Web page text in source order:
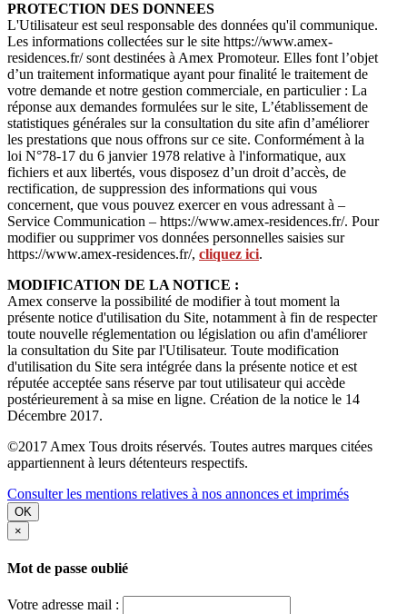
PROTECTION DES DONNEES
L'Utilisateur est seul responsable des données qu'il communique.
Les informations collectées sur le site https://www.amex-
residences.fr/ sont destinées à Amex Promoteur. Elles font l’objet
d’un traitement informatique ayant pour finalité le traitement de
votre demande et notre gestion commerciale, en particulier : La
réponse aux demandes formulées sur le site, L’établissement de
statistiques générales sur la consultation du site afin d’améliorer
les prestations que nous offrons sur ce site. Conformément à la
loi N°78-17 du 6 janvier 1978 relative à l'informatique, aux
fichiers et aux libertés, vous disposez d’un droit d’accès, de
rectification, de suppression des informations qui vous
concernent, que vous pouvez exercer en vous adressant à –
Service Communication – https://www.amex-residences.fr/. Pour
modifier ou supprimer vos données personnelles saisies sur
https://www.amex-residences.fr/, cliquez ici.
MODIFICATION DE LA NOTICE :
Amex conserve la possibilité de modifier à tout moment la
présente notice d'utilisation du Site, notamment à fin de respecter
toute nouvelle réglementation ou législation ou afin d'améliorer
la consultation du Site par l'Utilisateur. Toute modification
d'utilisation du Site sera intégrée dans la présente notice et est
réputée acceptée sans réserve par tout utilisateur qui accède
postérieurement à sa mise en ligne. Création de la notice le 14
Décembre 2017.
©2017 Amex Tous droits réservés. Toutes autres marques citées
appartiennent à leurs détenteurs respectifs.
Consulter les mentions relatives à nos annonces et imprimés
OK
×
Mot de passe oublié
Votre adresse mail :